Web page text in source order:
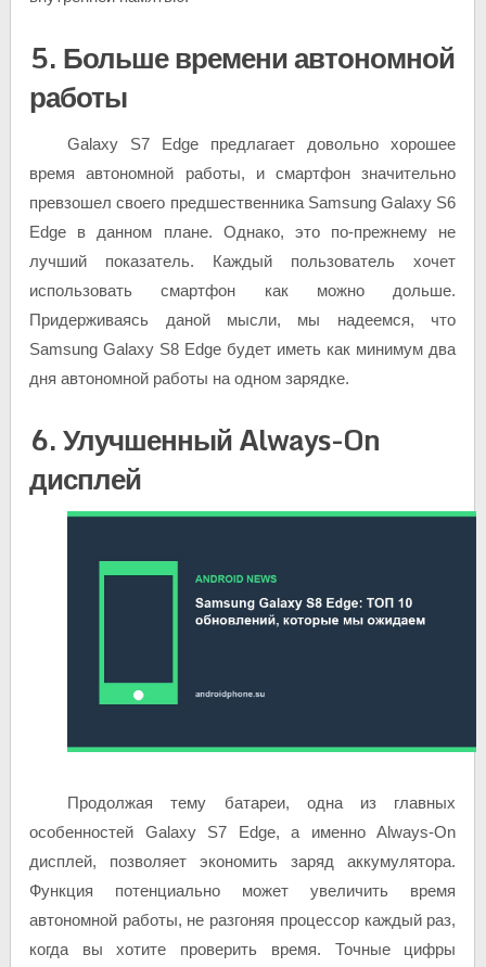
5. Больше времени автономной
работы
Galaxy S7 Edge предлагает довольно хорошее
время автономной работы, и смартфон значительно
превзошел своего предшественника Samsung Galaxy S6
Edge в данном плане. Однако, это по-прежнему не
лучший показатель. Каждый пользователь хочет
использовать смартфон как можно дольше.
Придерживаясь даной мысли, мы надеемся, что
Samsung Galaxy S8 Edge будет иметь как минимум два
дня автономной работы на одном зарядке.
6. Улучшенный Always-On
дисплей
Продолжая тему батареи, одна из главных
особенностей Galaxy S7 Edge, а именно Always-On
дисплей, позволяет экономить заряд аккумулятора.
Функция потенциально может увеличить время
автономной работы, не разгоняя процессор каждый раз,
когда вы хотите проверить время. Точные цифры